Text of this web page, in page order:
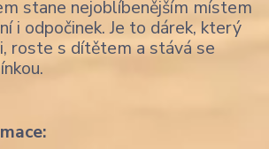
stane nejoblíbenějším místem
i odpočinek. Je to dárek, který
roste s dítětem a stává se